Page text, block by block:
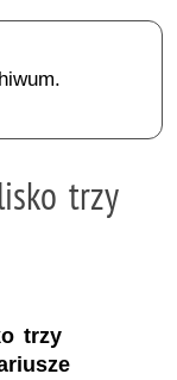
trzy
trzy